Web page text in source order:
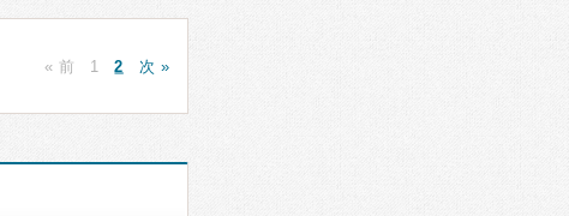
« 前 1 2 次 »